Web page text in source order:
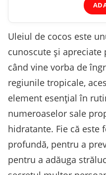
Uleiul de cocos este
cunoscute și
când vine vorba de
regiunile tropicale,
element esențial în
numeroaselor sale
hidratante. Fie că
profundă, pentru a
pentru a adăuga